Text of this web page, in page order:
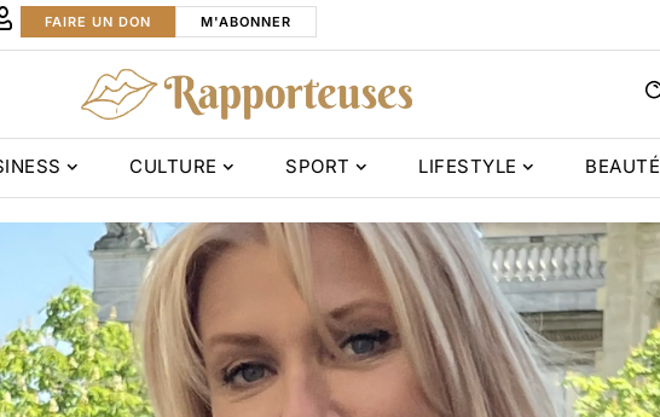
FAIRE UN DON M'ABONNER
CULTURE SPORT LIFESTYLE BEAUTÉ